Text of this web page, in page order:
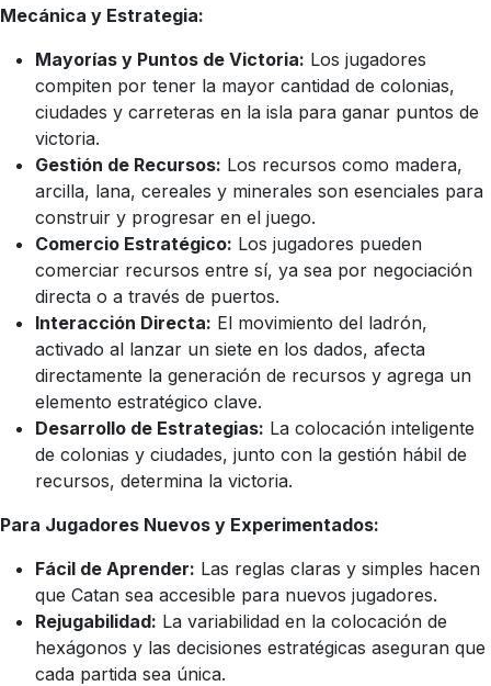
Mecánica y Estrategia:
Mayorías y Puntos de Victoria: Los jugadores
compiten por tener la mayor cantidad de colonias,
ciudades y carreteras en la isla para ganar puntos de
victoria.
Gestión de Recursos: Los recursos como madera,
arcilla, lana, cereales y minerales son esenciales para
construir y progresar en el juego.
Comercio Estratégico: Los jugadores pueden
comerciar recursos entre sí, ya sea por negociación
directa o a través de puertos.
Interacción Directa: El movimiento del ladrón,
activado al lanzar un siete en los dados, afecta
directamente la generación de recursos y agrega un
elemento estratégico clave.
Desarrollo de Estrategias: La colocación inteligente
de colonias y ciudades, junto con la gestión hábil de
recursos, determina la victoria.
Para Jugadores Nuevos y Experimentados:
Fácil de Aprender: Las reglas claras y simples hacen
que Catan sea accesible para nuevos jugadores.
Rejugabilidad: La variabilidad en la colocación de
hexágonos y las decisiones estratégicas aseguran que
cada partida sea única.